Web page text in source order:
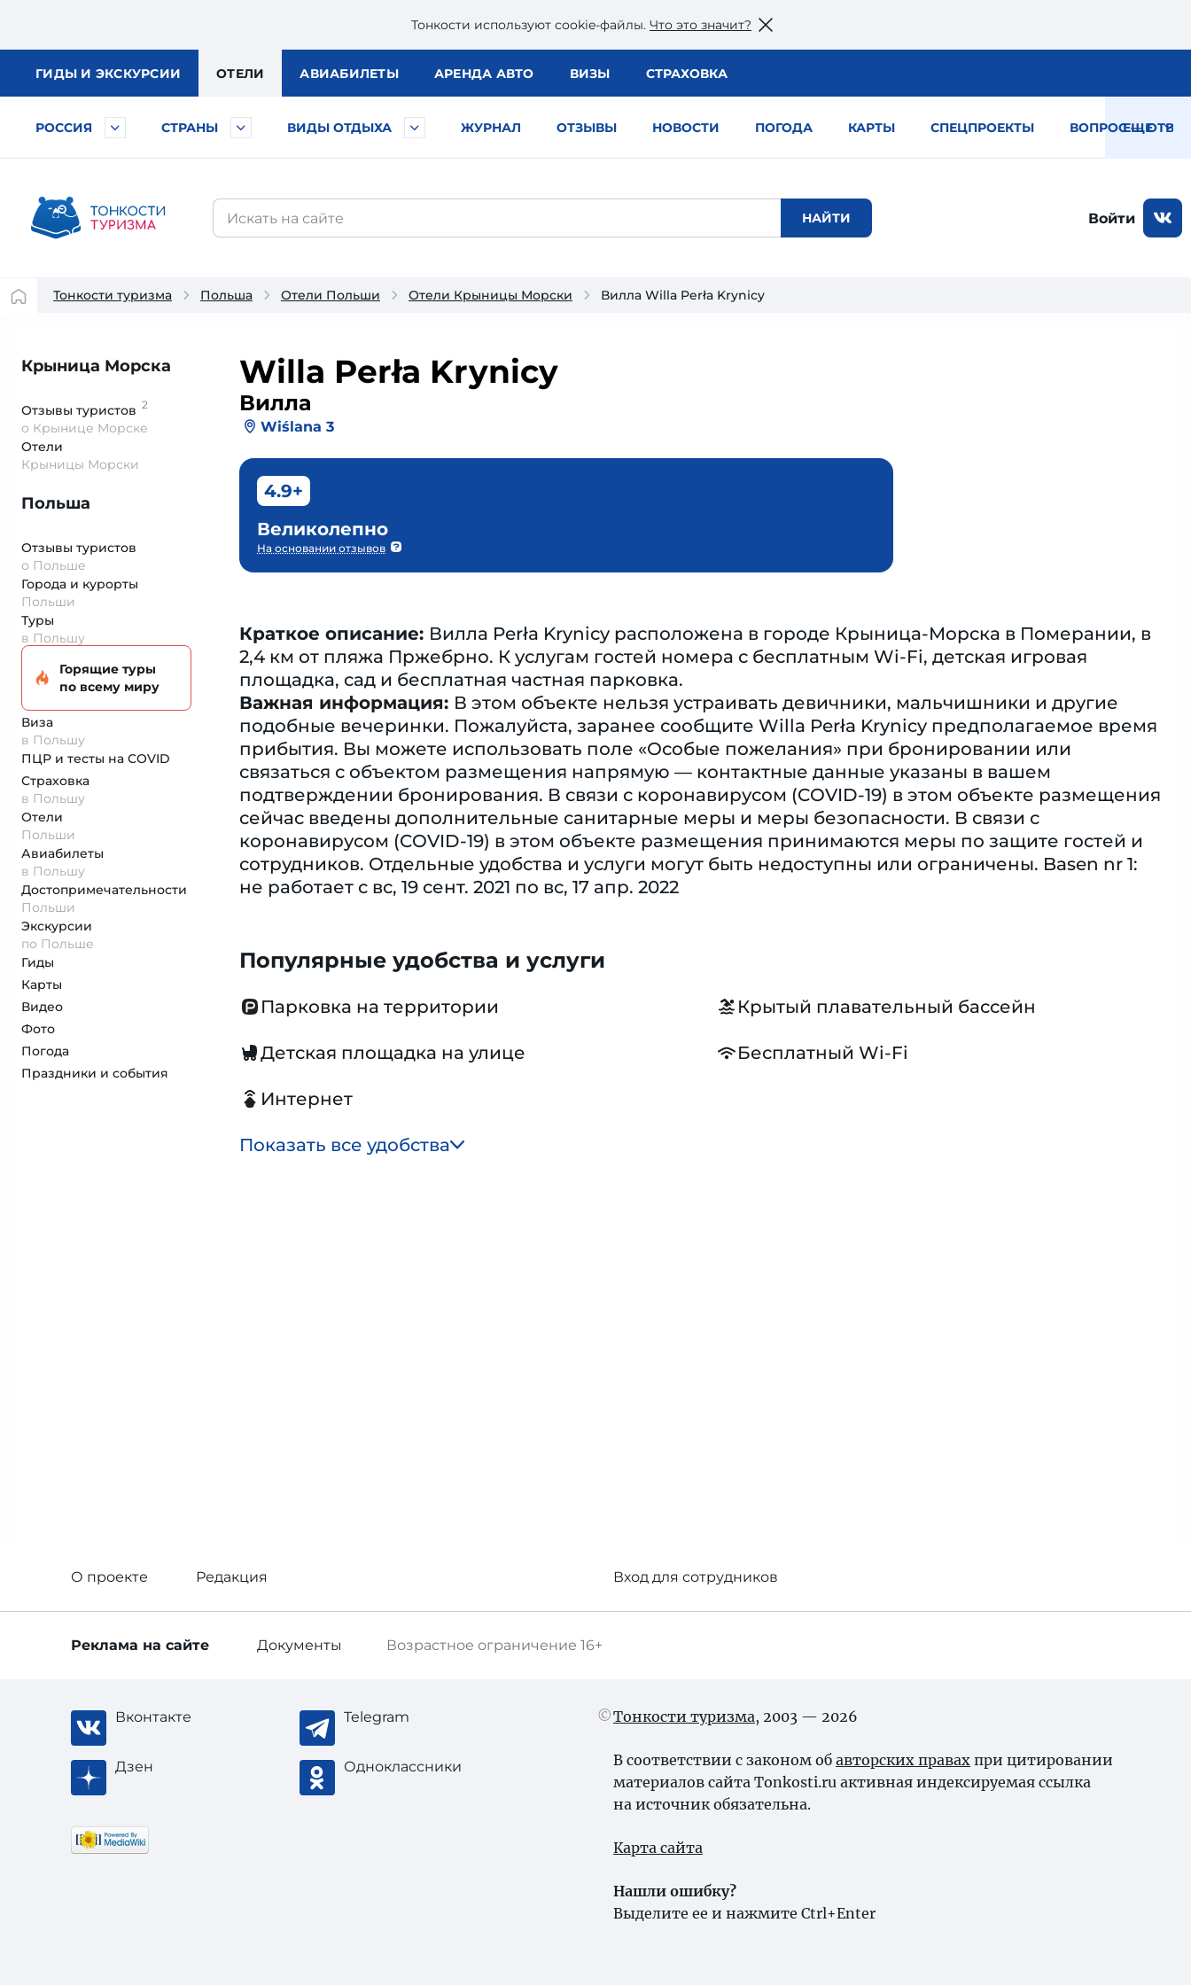
Тонкости используют сookie-файлы. Что это значит?
ГИДЫ И ЭКСКУРСИИ ОТЕЛИ АВИАБИЛЕТЫ АРЕНДА АВТО ВИЗЫ СТРАХОВКА
РОССИЯ СТРАНЫ ВИДЫ ОТДЫХА ЖУРНАЛ ОТЗЫВЫ НОВОСТИ ПОГОДА КАРТЫ СПЕЦПРОЕКТЫ ВОПРОС — ОТВЕТ
ЕЩЕ
Войти
Тонкости туризма Польша Отели Польши Отели Крыницы Морски Вилла Willa Perła Krynicy
Крыница Морска
Отзывы туристов 2
о Крынице Морске
Отели
Крыницы Морски
Польша
Отзывы туристов
о Польше
Города и курорты
Польши
Туры
в Польшу
Горящие туры
по всему миру
Виза
в Польшу
ПЦР и тесты на COVID
Страховка
в Польшу
Отели
Польши
Авиабилеты
в Польшу
Достопримеча­тельности
Польши
Экскурсии
по Польше
Гиды
Карты
Видео
Фото
Погода
Праздники и события
Willa Perła Krynicy
Вилла
Wiślana 3
4.9+
Великолепно
На основании отзывов
Краткое описание: Вилла Perła Krynicy расположена в городе Крыница-Морска в Померании, в
2,4 км от пляжа Пржебрно. К услугам гостей номера с бесплатным Wi-Fi, детская игровая
площадка, сад и бесплатная частная парковка.
Важная информация: В этом объекте нельзя устраивать девичники, мальчишники и другие
подобные вечеринки. Пожалуйста, заранее сообщите Willa Perła Krynicy предполагаемое время
прибытия. Вы можете использовать поле «Особые пожелания» при бронировании или
связаться с объектом размещения напрямую — контактные данные указаны в вашем
подтверждении бронирования. В связи с коронавирусом (COVID-19) в этом объекте размещения
сейчас введены дополнительные санитарные меры и меры безопасности. В связи с
коронавирусом (COVID-19) в этом объекте размещения принимаются меры по защите гостей и
сотрудников. Отдельные удобства и услуги могут быть недоступны или ограничены. Basen nr 1:
не работает с вс, 19 сент. 2021 по вс, 17 апр. 2022
Популярные удобства и услуги
Парковка на территории Крытый плавательный бассейн
Детская площадка на улице Бесплатный Wi-Fi
Интернет
Показать все удобства
О проекте Редакция Вход для сотрудников
Возрастное ограничение 16+
Реклама на сайте Документы
Вконтакте Telegram
Дзен Одноклассники
Тонкости туризма, 2003 — 2026
В соответствии с законом об авторских правах при цитировании
материалов сайта Tonkosti.ru активная индексируемая ссылка
на источник обязательна.
Карта сайта
Нашли ошибку?
Выделите ее и нажмите Ctrl+Enter